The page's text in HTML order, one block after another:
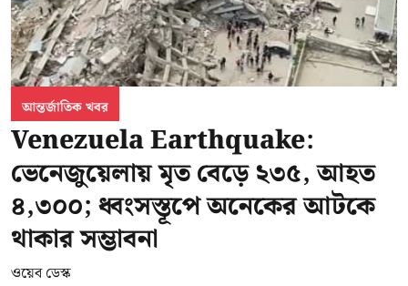
আন্তর্জাতিক খবর
Venezuela Earthquake:
ভেনেজুয়েলায় মৃত বেড়ে ২৩৫, আহত
৪,৩০০; ধ্বংসস্তূপে অনেকের আটকে
থাকার সম্ভাবনা
ওয়েব ডেস্ক